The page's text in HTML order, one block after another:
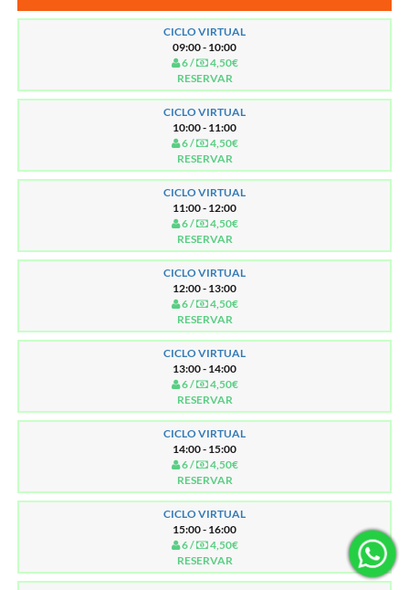
CICLO VIRTUAL
09:00 - 10:00
6 /
4,50€
RESERVAR
CICLO VIRTUAL
10:00 - 11:00
6 /
4,50€
RESERVAR
CICLO VIRTUAL
11:00 - 12:00
6 /
4,50€
RESERVAR
CICLO VIRTUAL
12:00 - 13:00
6 /
4,50€
RESERVAR
CICLO VIRTUAL
13:00 - 14:00
6 /
4,50€
RESERVAR
CICLO VIRTUAL
14:00 - 15:00
6 /
4,50€
RESERVAR
CICLO VIRTUAL
15:00 - 16:00
6 /
4,50€
RESERVAR